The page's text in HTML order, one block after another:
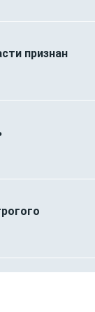
признан